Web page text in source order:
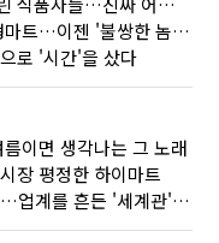
'나쁜 놈'이라던 대형마트…이젠 '불쌍한 놈' 됐다
로 '시간'을 샀다
이면 생각나는 그 노래
장 평정한 하이마트
'빙그레우스'의 등장…업계를 흔든 '세계관' 마케팅